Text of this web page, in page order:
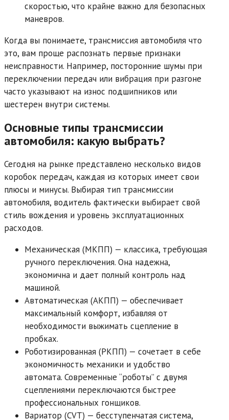
скоростью, что крайне важно для безопасных
маневров.
Когда вы понимаете, трансмиссия автомобиля что
это, вам проще распознать первые признаки
неисправности. Например, посторонние шумы при
переключении передач или вибрация при разгоне
часто указывают на износ подшипников или
шестерен внутри системы.
Основные типы трансмиссии
автомобиля: какую выбрать?
Сегодня на рынке представлено несколько видов
коробок передач, каждая из которых имеет свои
плюсы и минусы. Выбирая тип трансмиссии
автомобиля, водитель фактически выбирает свой
стиль вождения и уровень эксплуатационных
расходов.
Механическая (МКПП) — классика, требующая
ручного переключения. Она надежна,
экономична и дает полный контроль над
машиной.
Автоматическая (АКПП) — обеспечивает
максимальный комфорт, избавляя от
необходимости выжимать сцепление в
пробках.
Роботизированная (РКПП) — сочетает в себе
экономичность механики и удобство
автомата. Современные “роботы” с двумя
сцеплениями переключаются быстрее
профессиональных гонщиков.
Вариатор (CVT) — бесступенчатая система,